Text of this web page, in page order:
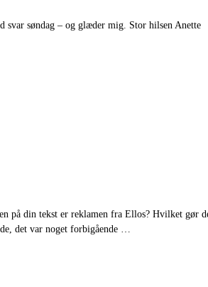
svar søndag – og glæder mig. Stor hilsen Anette
på din tekst er reklamen fra Ellos? Hvilket
det var noget forbigående …